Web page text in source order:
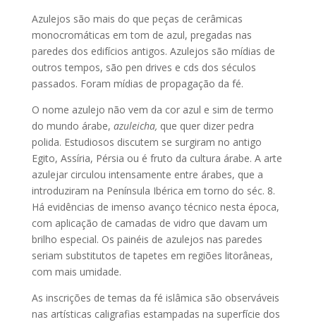
Azulejos são mais do que peças de cerâmicas
monocromáticas em tom de azul, pregadas nas
paredes dos edifícios antigos. Azulejos são mídias de
outros tempos, são pen drives e cds dos séculos
passados. Foram mídias de propagação da fé.
O nome azulejo não vem da cor azul e sim de termo
do mundo árabe, azuleicha, que quer dizer pedra
polida. Estudiosos discutem se surgiram no antigo
Egito, Assíria, Pérsia ou é fruto da cultura árabe. A arte
azulejar circulou intensamente entre árabes, que a
introduziram na Península Ibérica em torno do séc. 8.
Há evidências de imenso avanço técnico nesta época,
com aplicação de camadas de vidro que davam um
brilho especial. Os painéis de azulejos nas paredes
seriam substitutos de tapetes em regiões litorâneas,
com mais umidade.
As inscrições de temas da fé islâmica são observáveis
nas artísticas caligrafias estampadas na superfície dos